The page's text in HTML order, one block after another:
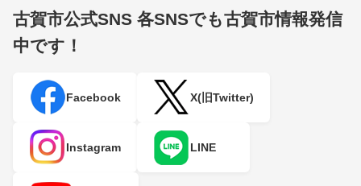
古賀市公式SNS 各SNSでも古賀市情報発信
中です！
Facebook X(旧Twitter)
Instagram LINE